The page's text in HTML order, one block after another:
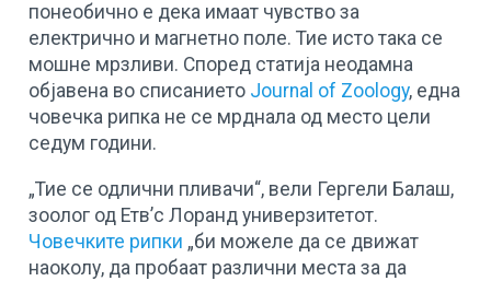
понеобично е дека имаат чувство за
електрично и магнетно поле. Тие исто така се
мошне мрзливи. Според статија неодамна
објавена во списанието Journal of Zoology, една
човечка рипка не се мрднала од место цели
седум години.
„Тие се одлични пливачи“, вели Гергели Балаш,
зоолог од Етв’с Лоранд универзитетот.
Човечките рипки „би можеле да се движат
наоколу, да пробаат различни места за да